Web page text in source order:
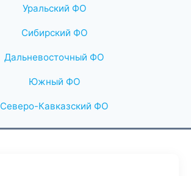
Уральский ФО
Сибирский ФО
Дальневосточный ФО
Южный ФО
Северо-Кавказский ФО